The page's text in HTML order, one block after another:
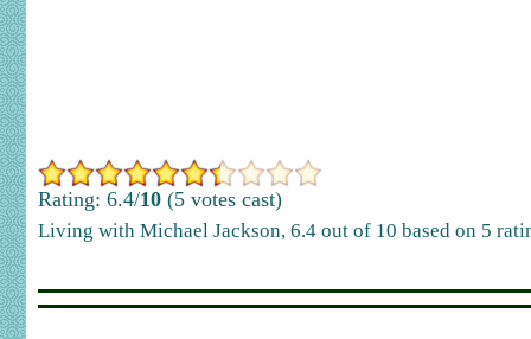
Rating: 6.4/10 (5 votes cast)
Living with Michael Jackson, 6.4 out of 10 based on 5